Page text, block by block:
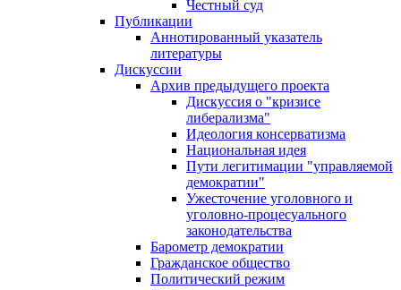
Честный суд
Публикации
Аннотированный указатель
литературы
Дискуссии
Архив предыдущего проекта
Дискуссия о "кризисе
либерализма"
Идеология консерватизма
Национальная идея
Пути легитимации "управляемой
демократии"
Ужесточение уголовного и
уголовно-процесуального
законодательства
Барометр демократии
Гражданское общество
Политический режим